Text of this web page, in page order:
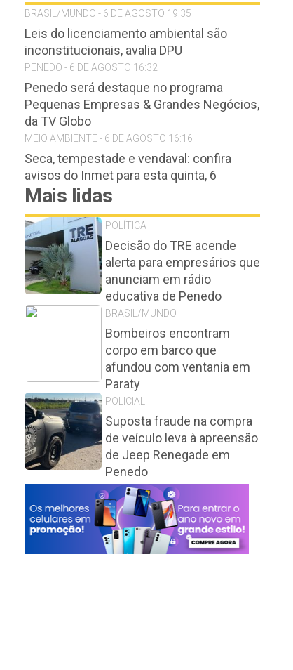
BRASIL/MUNDO - 6 DE AGOSTO 19:35
Leis do licenciamento ambiental são
inconstitucionais, avalia DPU
PENEDO - 6 DE AGOSTO 16:32
Penedo será destaque no programa
Pequenas Empresas & Grandes Negócios,
da TV Globo
MEIO AMBIENTE - 6 DE AGOSTO 16:16
Seca, tempestade e vendaval: confira
avisos do Inmet para esta quinta, 6
Mais lidas
POLÍTICA
Decisão do TRE acende
alerta para empresários que
anunciam em rádio
educativa de Penedo
BRASIL/MUNDO
Bombeiros encontram
corpo em barco que
afundou com ventania em
Paraty
POLICIAL
Suposta fraude na compra
de veículo leva à apreensão
de Jeep Renegade em
Penedo